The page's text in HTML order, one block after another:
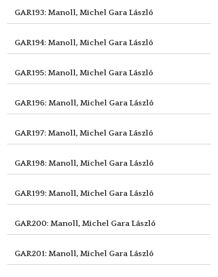
GAR193: Manoll, Michel Gara László
GAR194: Manoll, Michel Gara László
GAR195: Manoll, Michel Gara László
GAR196: Manoll, Michel Gara László
GAR197: Manoll, Michel Gara László
GAR198: Manoll, Michel Gara László
GAR199: Manoll, Michel Gara László
GAR200: Manoll, Michel Gara László
GAR201: Manoll, Michel Gara László